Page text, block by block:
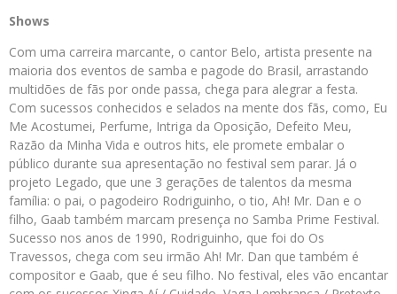
Shows
Com uma carreira marcante, o cantor Belo, artista presente na
maioria dos eventos de samba e pagode do Brasil, arrastando
multidões de fãs por onde passa, chega para alegrar a festa.
Com sucessos conhecidos e selados na mente dos fãs, como, Eu
Me Acostumei, Perfume, Intriga da Oposição, Defeito Meu,
Razão da Minha Vida e outros hits, ele promete embalar o
público durante sua apresentação no festival sem parar. Já o
projeto Legado, que une 3 gerações de talentos da mesma
família: o pai, o pagodeiro Rodriguinho, o tio, Ah! Mr. Dan e o
filho, Gaab também marcam presença no Samba Prime Festival.
Sucesso nos anos de 1990, Rodriguinho, que foi do Os
Travessos, chega com seu irmão Ah! Mr. Dan que também é
compositor e Gaab, que é seu filho. No festival, eles vão encantar